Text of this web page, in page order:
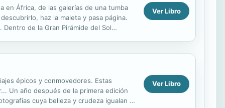
en África, de las galerías de una tumba
haz la maleta y pasa página.
de la Gran Pirámide del Sol
Ver Libro
épicos y conmovedores. Estas
Un año después de la primera edición
cuya belleza y crudeza igualan la
Ver Libro